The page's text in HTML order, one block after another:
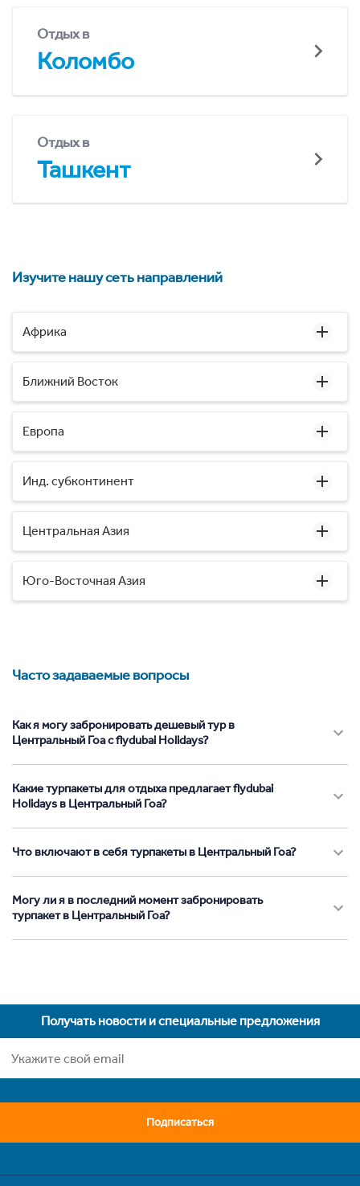
Отдых в
Коломбо
Отдых в
Ташкент
Изучите нашу сеть направлений
Африка
Ближний Восток
Европа
Инд. субконтинент
Центральная Азия
Юго-Восточная Азия
Часто задаваемые вопросы
Как я могу забронировать дешевый тур в
Центральный Гоа с flydubai Holidays?
Какие турпакеты для отдыха предлагает flydubai
Holidays в Центральный Гоа?
Что включают в себя турпакеты в Центральный Гоа?
Могу ли я в последний момент забронировать
турпакет в Центральный Гоа?
Получать новости и специальные предложения
Подписаться